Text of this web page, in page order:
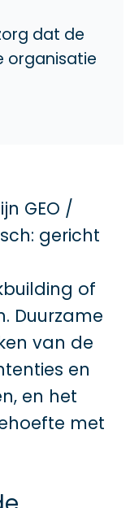
dat de
organisatie
GEO /
gericht
of
Duurzame
van de
en
en het
met